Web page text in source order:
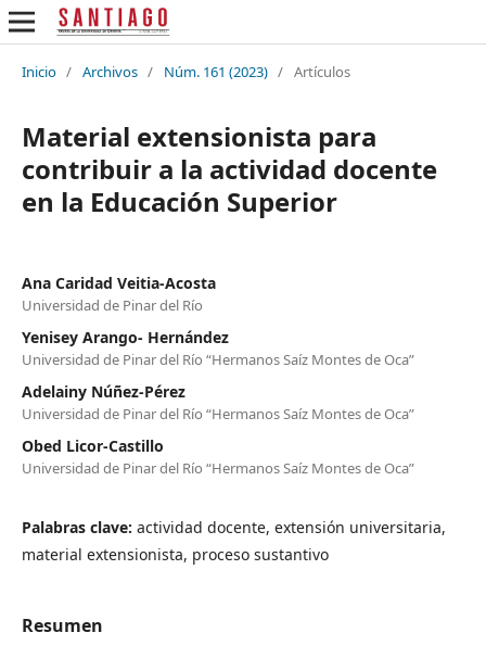
Inicio / Archivos / Núm. 161 (2023) / Artículos
Material extensionista para
contribuir a la actividad docente
en la Educación Superior
Ana Caridad Veitia-Acosta
Universidad de Pinar del Río
Yenisey Arango- Hernández
Universidad de Pinar del Río “Hermanos Saíz Montes de Oca”
Adelainy Núñez-Pérez
Universidad de Pinar del Río “Hermanos Saíz Montes de Oca”
Obed Licor-Castillo
Universidad de Pinar del Río “Hermanos Saíz Montes de Oca”
Palabras clave: actividad docente, extensión universitaria,
material extensionista, proceso sustantivo
Resumen